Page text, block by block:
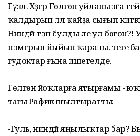
Гүзәл. Хәҙер Гөлгөнә уйланырға
ҡалдырып әллә ҡайҙа сығып киткән,
Ниндәй төн булды әле ул бөгөн?!
номерын йыйып ҡараны, теге
гудоктар ғына ишетелде.
Гөлгөнә йоҡларға ятырғамы -
тағы Рафик шылтыратты:
-Гуль, ниндәй яңылыҡтар бар?